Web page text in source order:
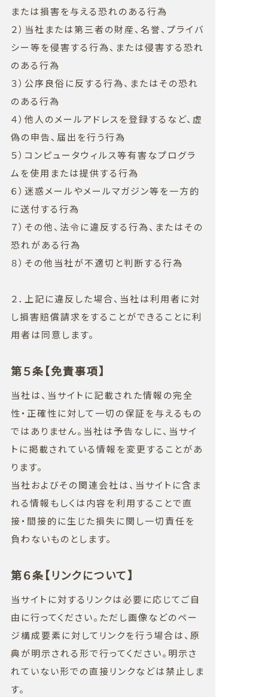
または損害を与える恐れのある行為
２）当社または第三者の財産、名誉、プライバ
シー等を侵害する行為、または侵害する恐れ
のある行為
３）公序良俗に反する行為、またはその恐れ
のある行為
４）他人のメールアドレスを登録するなど、虚
偽の申告、届出を行う行為
５）コンピュータウィルス等有害なプログラ
ムを使用または提供する行為
６）迷惑メールやメールマガジン等を一方的
に送付する行為
７）その他、法令に違反する行為、またはその
恐れがある行為
８）その他当社が不適切と判断する行為
２．上記に違反した場合、当社は利用者に対
し損害賠償請求をすることができることに利
用者は同意します。
第５条【免責事項】
当社は、当サイトに記載された情報の完全
性・正確性に対して一切の保証を与えるもの
ではありません。当社は予告なしに、当サイ
トに掲載されている情報を変更することがあ
ります。
当社およびその関連会社は、当サイトに含ま
れる情報もしくは内容を利用することで直
接・間接的に生じた損失に関し一切責任を
負わないものとします。
第６条【リンクについて】
当サイトに対するリンクは必要に応じてご自
由に行ってください。ただし画像などのペー
ジ構成要素に対してリンクを行う場合は、原
典が明示される形で行ってください。明示さ
れていない形での直接リンクなどは禁止しま
す。